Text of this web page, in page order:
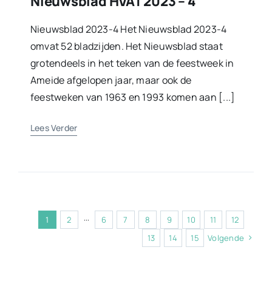
Nieuwsblad 2023-4 Het Nieuwsblad 2023-4
omvat 52 bladzijden. Het Nieuwsblad staat
grotendeels in het teken van de feestweek in
Ameide afgelopen jaar, maar ook de
feestweken van 1963 en 1993 komen aan [...]
Lees Verder
1 2 ··· 6 7 8 9 10 11
12
13
14 15 Volgende